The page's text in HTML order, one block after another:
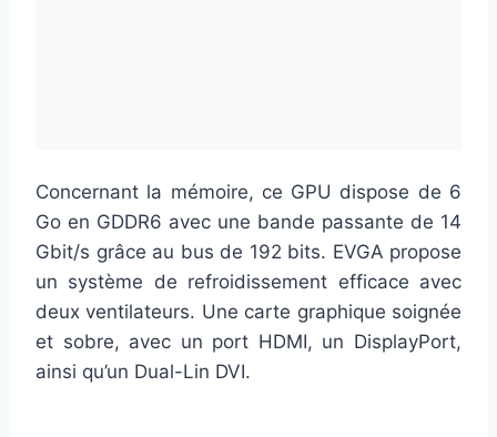
Concernant la mémoire, ce GPU dispose de 6
Go en GDDR6 avec une bande passante de 14
Gbit/s grâce au bus de 192 bits. EVGA propose
un système de refroidissement efficace avec
deux ventilateurs. Une carte graphique soignée
et sobre, avec un port HDMI, un DisplayPort,
ainsi qu’un Dual-Lin DVI.